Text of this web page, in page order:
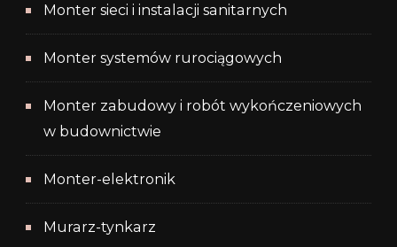
Monter sieci i instalacji sanitarnych
Monter systemów rurociągowych
Monter zabudowy i robót wykończeniowych
w budownictwie
Monter-elektronik
Murarz-tynkarz